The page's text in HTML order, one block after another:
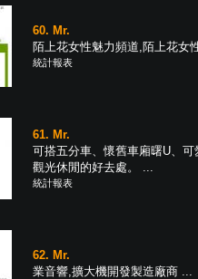
60. Mr.
陌上花女性魅力頻道,陌上花女
統計報表
61. Mr.
可搭五分車、懷舊車廂曙U、
觀光休閒的好去處。 ...
統計報表
62. Mr.
業音響,擴大機開發製造廠商 ...